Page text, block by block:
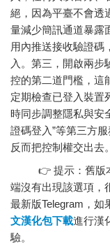
絕，因為平臺不會透
量減少簡訊通道暴露
用內推送接收驗證碼
入。第三，開啟兩步
控的第二道門檻，這
定期檢查已登入裝置
時同步調整隱私與安
證碼登入”等第三方
反而把控制權交出去。
👉 提示：舊版本
端沒有出現該選項，
最新版Telegram，如
文漢化包下載進行漢
驗。